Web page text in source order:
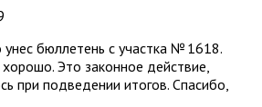
бюллетень с участка № 1618.
Это законное действие,
при подведении итогов. Спасибо,